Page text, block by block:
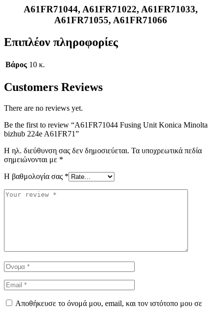
A61FR71044, A61FR71022, A61FR71033,
A61FR71055, A61FR71066
Επιπλέον πληροφορίες
Βάρος 10 κ.
Customers Reviews
There are no reviews yet.
Be the first to review “A61FR71044 Fusing Unit Konica Minolta
bizhub 224e A61FR71”
Η ηλ. διεύθυνση σας δεν δημοσιεύεται. Τα υποχρεωτικά πεδία
σημειώνονται με *
Η βαθμολογία σας *
Αποθήκευσε το όνομά μου, email, και τον ιστότοπο μου σε